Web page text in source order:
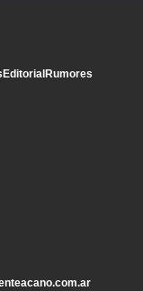
EditorialRumores